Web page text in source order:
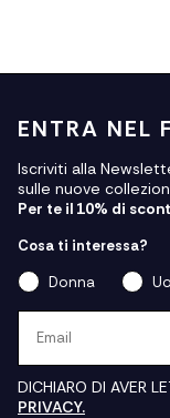
ENTRA NEL
Iscriviti alla
sulle nuove
Per te il 10% di
Cosa ti interessa?
Donna
DICHIARO DI AVER
PRIVACY.